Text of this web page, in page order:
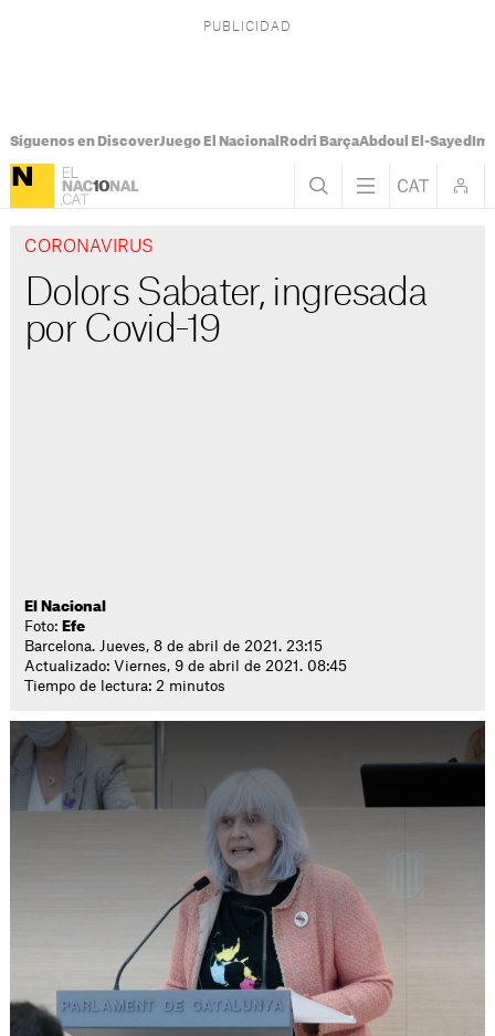
Síguenos en DiscoverJuego El Nacional Rodri BarçaAbdoul El-Sayed
CORONAVIRUS
Dolors Sabater, ingresada
por Covid-19
El Nacional
Foto: Efe
Barcelona. Jueves, 8 de abril de 2021. 23:15
Actualizado: Viernes, 9 de abril de 2021. 08:45
Tiempo de lectura: 2 minutos